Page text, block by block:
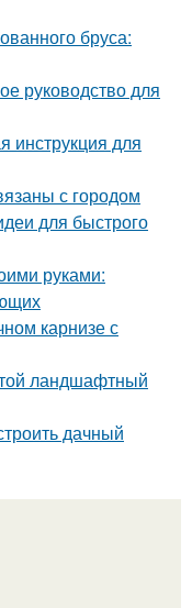
бруса:
руководство для
инструкция для
с городом
для быстрого
руками:
карнизе с
ландшафтный
дачный